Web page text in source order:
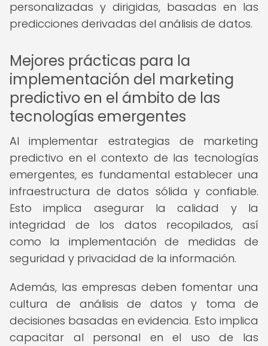
personalizadas y dirigidas, basadas en las
predicciones derivadas del análisis de datos.
Mejores prácticas para la
implementación del marketing
predictivo en el ámbito de las
tecnologías emergentes
Al implementar estrategias de marketing
predictivo en el contexto de las tecnologías
emergentes, es fundamental establecer una
infraestructura de datos sólida y confiable.
Esto implica asegurar la calidad y la
integridad de los datos recopilados, así
como la implementación de medidas de
seguridad y privacidad de la información.
Además, las empresas deben fomentar una
cultura de análisis de datos y toma de
decisiones basadas en evidencia. Esto implica
capacitar al personal en el uso de las